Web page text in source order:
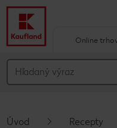
Hlavný obsah
Online
Úvod Recepty